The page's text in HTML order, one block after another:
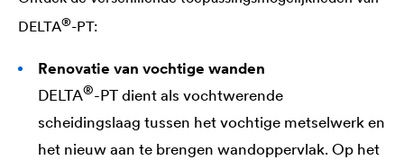
DELTA®-PT:
Renovatie van vochtige wanden
DELTA®-PT dient als vochtwerende
scheidingslaag tussen het vochtige metselwerk en
het nieuw aan te brengen wandoppervlak. Op het